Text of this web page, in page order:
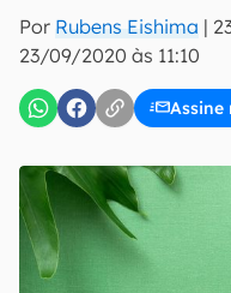
Por Rubens Eishima |
23/09/2020 às 11:10
Assine
Confirmo que li,
Uso e Política de